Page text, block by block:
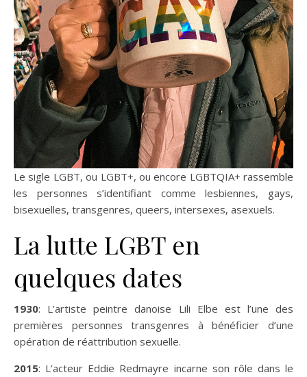
Le sigle LGBT, ou LGBT+, ou encore LGBTQIA+ rassemble
les personnes s’identifiant comme lesbiennes, gays,
bisexuelles, transgenres, queers, intersexes, asexuels.
La lutte LGBT en
quelques dates
1930: L’artiste peintre danoise Lili Elbe est l’une des
premières personnes transgenres à bénéficier d’une
opération de réattribution sexuelle.
2015: L’acteur Eddie Redmayre incarne son rôle dans le